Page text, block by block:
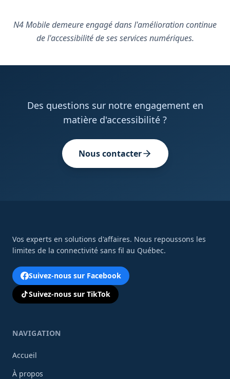
N4 Mobile demeure engagé dans l'amélioration continue
de l'accessibilité de ses services numériques.
Des questions sur notre engagement en
matière d'accessibilité ?
Nous contacter
Vos experts en solutions d'affaires. Nous repoussons les
limites de la connectivité sans fil au Québec.
Suivez-nous sur Facebook
Suivez-nous sur TikTok
NAVIGATION
Accueil
À propos